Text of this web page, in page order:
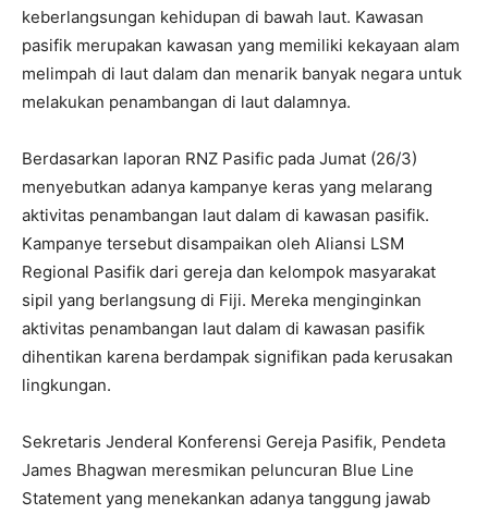
keberlangsungan kehidupan di bawah laut. Kawasan
pasifik merupakan kawasan yang memiliki kekayaan alam
melimpah di laut dalam dan menarik banyak negara untuk
melakukan penambangan di laut dalamnya.
Berdasarkan laporan RNZ Pasific pada Jumat (26/3)
menyebutkan adanya kampanye keras yang melarang
aktivitas penambangan laut dalam di kawasan pasifik.
Kampanye tersebut disampaikan oleh Aliansi LSM
Regional Pasifik dari gereja dan kelompok masyarakat
sipil yang berlangsung di Fiji. Mereka menginginkan
aktivitas penambangan laut dalam di kawasan pasifik
dihentikan karena berdampak signifikan pada kerusakan
lingkungan.
Sekretaris Jenderal Konferensi Gereja Pasifik, Pendeta
James Bhagwan meresmikan peluncuran Blue Line
Statement yang menekankan adanya tanggung jawab